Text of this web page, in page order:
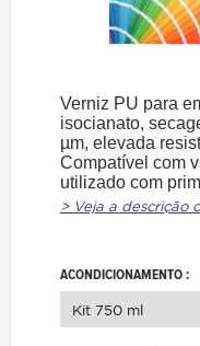
Verniz PU para
isocianato,
µm, elevada
Compatível com
utilizado com
> Veja a descrição
ACONDICIONAMENTO :
Kit 750 ml